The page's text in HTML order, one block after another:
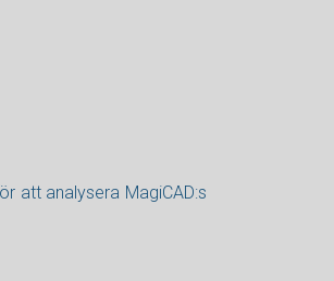
att analysera MagiCAD:s